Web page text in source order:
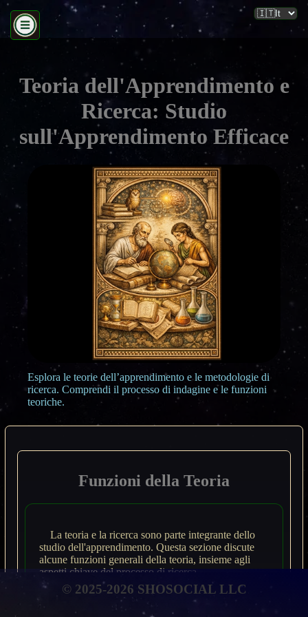
Teoria dell'Apprendimento e
Ricerca: Studio
sull'Apprendimento Efficace
Esplora le teorie dell’apprendimento e le metodologie di
ricerca. Comprendi il processo di indagine e le funzioni
teoriche.
Funzioni della Teoria
La teoria e la ricerca sono parte integrante dello
studio dell'apprendimento. Questa sezione discute
alcune funzioni generali della teoria, insieme agli
aspetti chiave del processo di ricerca.
Una teoria è un insieme di principi
© 2025-2026 SHOSOCIAL LLC